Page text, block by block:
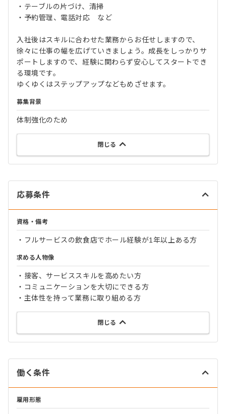
・テーブルの片づけ、清掃
・予約管理、電話対応 など
入社後はスキルに合わせた業務からお任せしますので、
徐々に仕事の幅を広げていきましょう。成長をしっかりサ
ポートしますので、経験に関わらず安心してスタートでき
る環境です。
ゆくゆくはステップアップなどもめざせます。
募集背景
体制強化のため
閉じる
応募条件
資格・備考
・フルサービスの飲食店でホール経験が1年以上ある方
求める人物像
・接客、サービススキルを高めたい方
・コミュニケーションを大切にできる方
・主体性を持って業務に取り組める方
閉じる
働く条件
雇用形態